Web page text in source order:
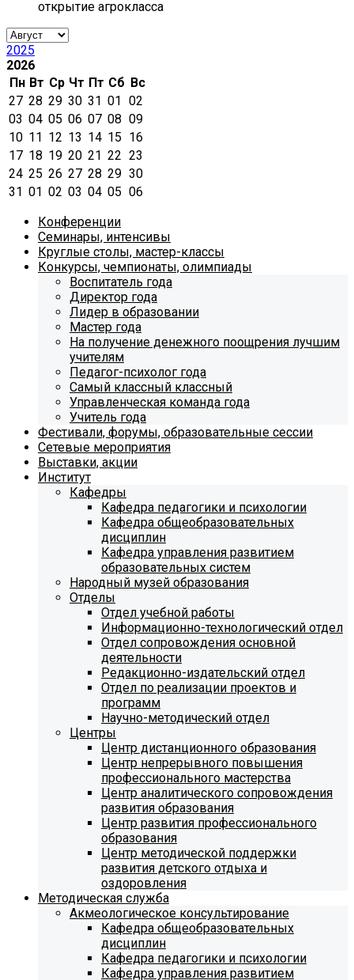
открытие агрокласса
2025
2026
Пн Вт Ср Чт Пт Сб Вс
27 28 29 30 31 01 02
03 04 05 06 07 08 09
10 11 12 13 14 15 16
17 18 19 20 21 22 23
24 25 26 27 28 29 30
31 01 02 03 04 05 06
Конференции
Семинары, интенсивы
Круглые столы, мастер-классы
Конкурсы, чемпионаты, олимпиады
Воспитатель года
Директор года
Лидер в образовании
Мастер года
На получение денежного поощрения лучшим
учителям
Педагог-психолог года
Самый классный классный
Управленческая команда года
Учитель года
Фестивали, форумы, образовательные сессии
Сетевые мероприятия
Выставки, акции
Институт
Кафедры
Кафедра педагогики и психологии
Кафедра общеобразовательных
дисциплин
Кафедра управления развитием
образовательных систем
Народный музей образования
Отделы
Отдел учебной работы
Информационно-технологический отдел
Отдел сопровождения основной
деятельности
Редакционно-издательский отдел
Отдел по реализации проектов и
программ
Научно-методический отдел
Центры
Центр дистанционного образования
Центр непрерывного повышения
профессионального мастерства
Центр аналитического сопровождения
развития образования
Центр развития профессионального
образования
Центр методической поддержки
развития детского отдыха и
оздоровления
Методическая служба
Акмеологическое консультирование
Кафедра общеобразовательных
дисциплин
Кафедра педагогики и психологии
Кафедра управления развитием